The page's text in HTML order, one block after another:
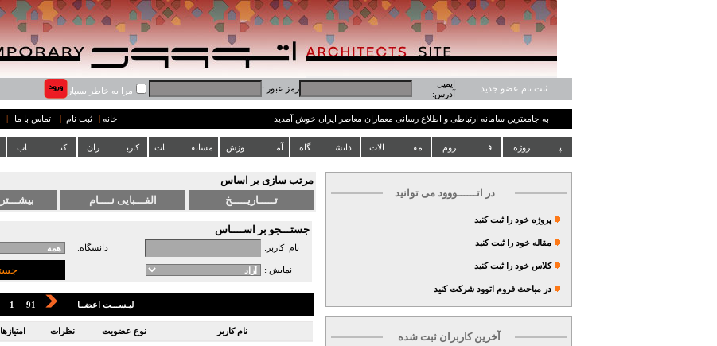
ثبت نام عضو جدید
ایمیل
آدرس:
رمز عبور : مرا به خاطر بسپار
به جامعترین سامانه ارتباطی و اطلاع رسانی معماران معاصر ایران خوش آمدید خانه ثبت نام تماس با ما
پــــــــــــروژه فـــــــــــــروم مقــــــــــــالات دانشــــــــــگاه آمـــــــــــــوزش مسابقـــــــــــات کاربـــــــــــران کتــــــــــــــاب
در اتــــــووود می توانید
پروژه خود را ثبت کنید
مقاله خود را ثبت کنید
کلاس خود را ثبت کنید
در مباحث فروم اتوود شرکت کنید
آخرین کاربران ثبت شده
مرتب سازی بر اساس
جستـــجو بر اســــاس
نام کاربر: دانشگاه:
نمایش :
لیـســـت اعضــا 91
1
نام کاربر نوع عضویت نظرات امتیازها